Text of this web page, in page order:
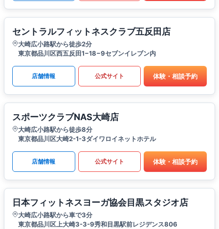
セントラルフィットネスクラブ五反田店
大崎広小路駅から徒歩2分
東京都品川区西五反田1−18−9セブンイレブン内
店舗情報 公式サイト 体験・相談予約
スポーツクラブNAS大崎店
大崎広小路駅から徒歩8分
東京都品川区大崎2-1-3ダイワロイネットホテル
店舗情報 公式サイト 体験・相談予約
日本フィットネスヨーガ協会目黒スタジオ店
大崎広小路駅から車で3分
東京都品川区上大崎3-3-9秀和目黒駅前レジデンス806